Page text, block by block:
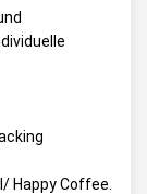
Happy Coffee